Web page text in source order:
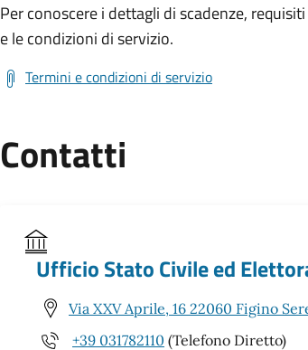
Per conoscere i dettagli di scadenze,
e le condizioni di servizio.
Termini e condizioni di servizio
Contatti
Ufficio Stato Civile ed
Via XXV Aprile, 16 22060 Figino
+39 031782110 (Telefono Diretto)